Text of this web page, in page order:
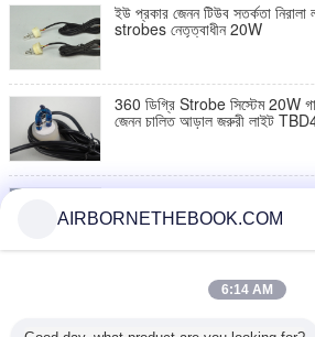
ইউ প্রকার জেনন টিউব সতর্কতা
strobes নেতৃত্বাধীন 20W
360 ডিগ্রি Strobe সিস্টেম 20W
জেনন চালিত আড়াল জরুরী লাইট
4 Stroboscopic কন্ট্রোলার
জেনন নিরালা হাল্কা
হাই / নিম্ন ইনটেনসিটি গাড়ির
প্রভা ইনসাইড এইচ.এস -8
AIRBORNETHEBOOK.COM
6:14 AM